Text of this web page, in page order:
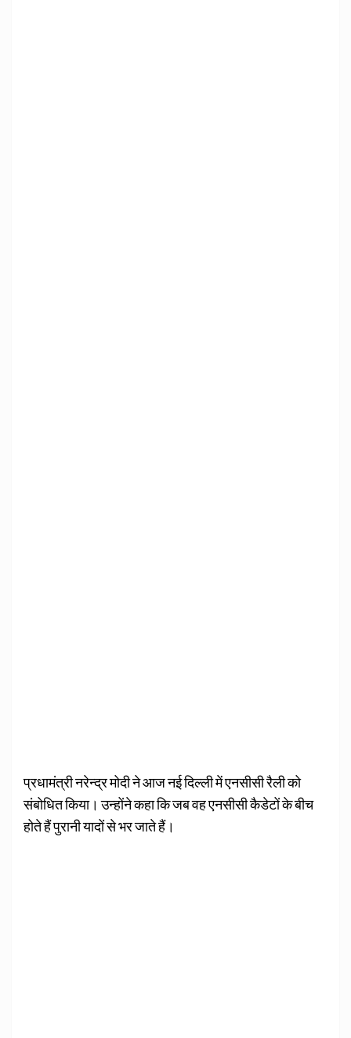
प्रधामंत्री नरेन्द्र मोदी ने आज नई दिल्ली में एनसीसी रैली को
संबोधित किया। उन्होंने कहा कि जब वह एनसीसी कैडेटों के बीच
होते हैं पुरानी यादों से भर जाते हैं।